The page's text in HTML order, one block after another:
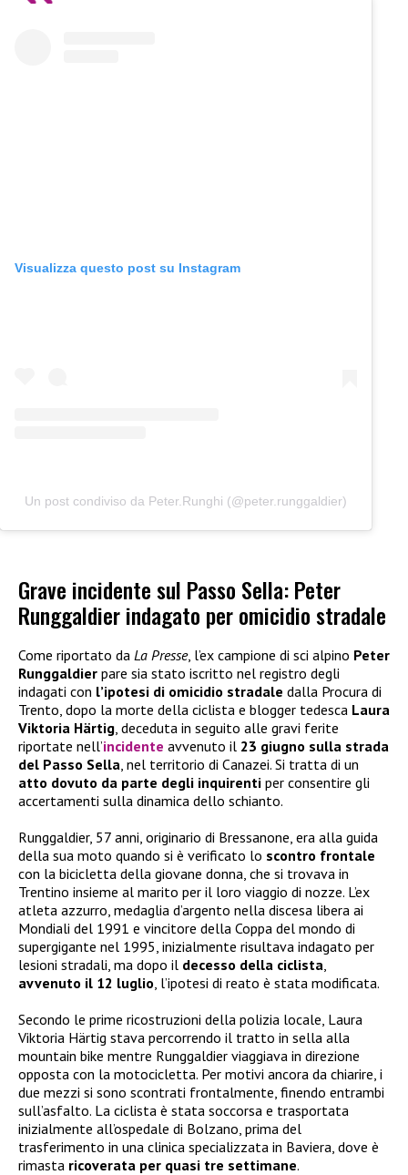
Visualizza questo post su Instagram
Un post condiviso da Peter.Runghi (@peter.runggaldier)
Grave incidente sul Passo Sella: Peter
Runggaldier indagato per omicidio stradale
Come riportato da La Presse, l’ex campione di sci alpino Peter
Runggaldier pare sia stato iscritto nel registro degli
indagati con l’ipotesi di omicidio stradale dalla Procura di
Trento, dopo la morte della ciclista e blogger tedesca Laura
Viktoria Härtig , deceduta in seguito alle gravi ferite
riportate nell’incidente avvenuto il 23 giugno sulla strada
del Passo Sella , nel territorio di Canazei. Si tratta di un
atto dovuto da parte degli inquirenti per consentire gli
accertamenti sulla dinamica dello schianto.
Runggaldier, 57 anni, originario di Bressanone, era alla guida
della sua moto quando si è verificato lo scontro frontale
con la bicicletta della giovane donna, che si trovava in
Trentino insieme al marito per il loro viaggio di nozze. L’ex
atleta azzurro, medaglia d’argento nella discesa libera ai
Mondiali del 1991 e vincitore della Coppa del mondo di
supergigante nel 1995, inizialmente risultava indagato per
lesioni stradali, ma dopo il decesso della ciclista
avvenuto il 12 luglio , l’ipotesi di reato è stata modificata.
Secondo le prime ricostruzioni della polizia locale, Laura
Viktoria Härtig stava percorrendo il tratto in sella alla
mountain bike mentre Runggaldier viaggiava in direzione
opposta con la motocicletta. Per motivi ancora da chiarire, i
due mezzi si sono scontrati frontalmente, finendo entrambi
sull’asfalto. La ciclista è stata soccorsa e trasportata
inizialmente all’ospedale di Bolzano, prima del
trasferimento in una clinica specializzata in Baviera, dove è
rimasta ricoverata per quasi tre settimane.